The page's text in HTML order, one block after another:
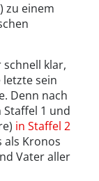
zu einem
klar,
letzte sein
Denn nach
Staffel 1 und
in Staffel 2
als Kronos
Vater aller